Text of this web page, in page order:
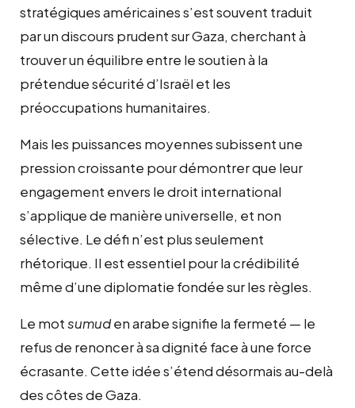
stratégiques américaines s’est souvent traduit
par un discours prudent sur Gaza, cherchant à
trouver un équilibre entre le soutien à la
prétendue sécurité d’Israël et les
préoccupations humanitaires.
Mais les puissances moyennes subissent une
pression croissante pour démontrer que leur
engagement envers le droit international
s’applique de manière universelle, et non
sélective. Le défi n’est plus seulement
rhétorique. Il est essentiel pour la crédibilité
même d’une diplomatie fondée sur les règles.
Le motsumuden arabe signifie la fermeté — le
refus de renoncer à sa dignité face à une force
écrasante. Cette idée s’étend désormais au-delà
des côtes de Gaza.